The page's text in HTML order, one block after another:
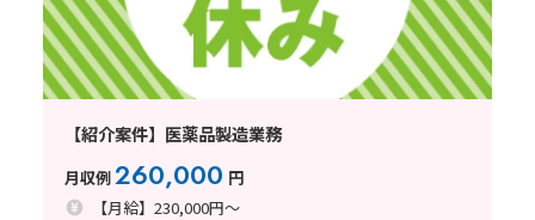
【紹介案件】医薬品製造業務
月収例260,000 円
【月給】230,000円～